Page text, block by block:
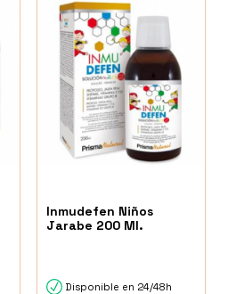
Inmudefen Niños
Jarabe 200 Ml.
Disponible en 24/48h